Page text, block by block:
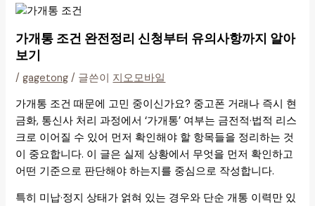
가개통 조건 완전정리 신청부터 유의사항까지 알아
보기
/gagetong / 글쓴이 지오모바일
가개통 조건 때문에 고민 중이신가요? 중고폰 거래나 즉시 현
금화, 통신사 처리 과정에서 ‘가개통’ 여부는 금전적·법적 리스
크로 이어질 수 있어 먼저 확인해야 할 항목들을 정리하는 것
이 중요합니다. 이 글은 실제 상황에서 무엇을 먼저 확인하고
어떤 기준으로 판단해야 하는지를 중심으로 작성합니다.
특히 미납·정지 상태가 얽혀 있는 경우와 단순 개통 이력만 있